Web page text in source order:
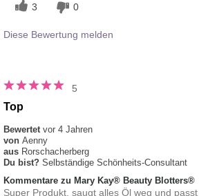
3 0
Diese Bewertung melden
5
Top
Bewertet vor 4 Jahren
von Aenny
aus Rorschacherberg
Du bist? Selbständige Schönheits-Consultant
Kommentare zu Mary Kay® Beauty Blotters®
Super Produkt, saugt alles Öl weg und